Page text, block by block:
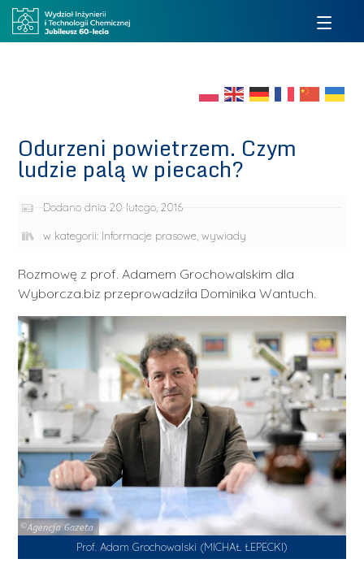
Odurzeni powietrzem. Czym
ludzie palą w piecach?
Dodano dnia 20 lutego, 2016
w kategorii: Informacje prasowe, wywiady
Rozmowę z prof. Adamem Grochowalskim dla
Wyborcza.biz przeprowadziła Dominika Wantuch.
Prof. Adam Grochowalski (MICHAŁ ŁEPECKI)